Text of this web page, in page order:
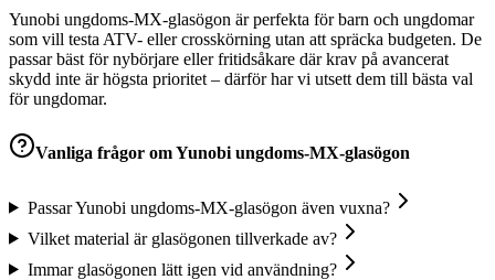
Yunobi ungdoms-MX-glasögon är perfekta för barn och ungdomar
som vill testa ATV- eller crosskörning utan att spräcka budgeten. De
passar bäst för nybörjare eller fritidsåkare där krav på avancerat
skydd inte är högsta prioritet – därför har vi utsett dem till bästa val
för ungdomar.
Vanliga frågor omYunobi ungdoms-MX-glasögon
Passar Yunobi ungdoms-MX-glasögon även vuxna?
Vilket material är glasögonen tillverkade av?
Immar glasögonen lätt igen vid användning?